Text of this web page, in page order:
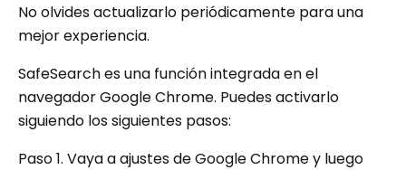
No olvides actualizarlo periódicamente para una
mejor experiencia.
SafeSearch es una función integrada en el
navegador Google Chrome. Puedes activarlo
siguiendo los siguientes pasos:
Paso 1. Vaya a ajustes de Google Chrome y luego